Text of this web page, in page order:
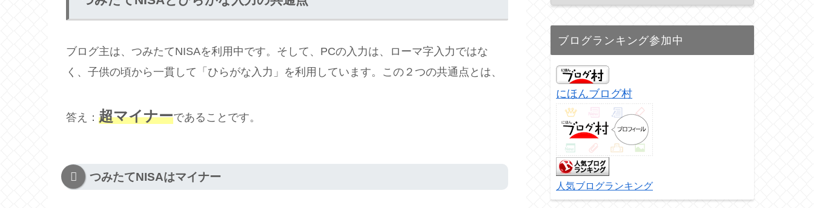
ブログ主は、つみたてNISAを利用中です。そして、PCの入力は、ローマ字入力ではな
く、子供の頃から一貫して「ひらがな入力」を利用しています。この２つの共通点とは、
答え： 超マイナーであることです。
つみたてNISAはマイナー
ブログランキング参加中
にほんブログ村
人気ブログランキング